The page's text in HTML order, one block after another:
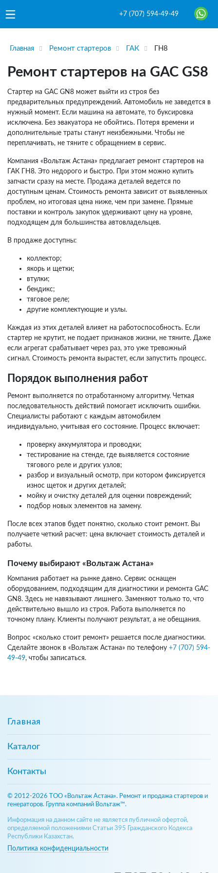
+7 (707) 594-49-49
Главная Ремонт стартеров ГАК ГН8
Ремонт стартеров на GAC GS8
Стартер на GAC GN8 может выйти из строя без
предварительных предупреждений. Автомобиль не заведется в
нужный момент. Если машина на автомате, то буксировка
исключена. Без эвакуатора не обойтись. Потеря времени и
дополнительные траты станут неизбежными. Чтобы не
переплачивать, не тяните с обращением в сервис.
Компания «Вольтаж Астана» предлагает ремонт стартеров на
ГАК ГН8. Это недорого и быстро. При этом можно купить
запчасти сразу на месте. Продажа деталей ведется по
доступным ценам. Стоимость ремонта зависит от выявленных
проблем, но итоговая цена ниже, чем при замене. Прямые
поставки и контроль закупок удерживают цену на уровне,
подходящем для большинства автовладельцев.
В продаже доступны:
коллектор;
якорь и щетки;
втулки;
бендикс;
тяговое реле;
другие комплектующие и узлы.
Каждая из этих деталей влияет на работоспособность. Если
стартер не крутит, не подает признаков жизни, не тяните. Даже
если агрегат срабатывает через раз, это уже тревожный
сигнал. Стоимость ремонта вырастет, если запустить процесс.
Порядок выполнения работ
Ремонт выполняется по отработанному алгоритму. Четкая
последовательность действий помогает исключить ошибки.
Специалисты работают с каждым автомобилем
индивидуально, учитывая его состояние. Процесс включает:
проверку аккумулятора и проводки;
тестирование на стенде, где выявляется состояние
тягового реле и других узлов;
разбор и визуальный осмотр, при котором фиксируется
износ щеток и других деталей;
мойку и очистку деталей для оценки повреждений;
подбор новых элементов на замену.
После всех этапов будет понятно, сколько стоит ремонт. Вы
получаете четкий расчет: цена включает стоимость деталей и
работы.
Почему выбирают «Вольтаж Астана»
Компания работает на рынке давно. Сервис оснащен
оборудованием, подходящим для диагностики и ремонта GAC
GN8. Здесь не навязывают лишнего. Заменяют только то, что
действительно вышло из строя. Работа выполняется по
точному плану. Клиенты получают результат, а не обещания.
Вопрос «сколько стоит ремонт» решается после диагностики.
Сделайте звонок в «Вольтаж Астана» по телефону +7 (707) 594-
49-49, чтобы записаться.
Главная
Каталог
Контакты
© 2012-2026 ТОО «Вольтаж Астана». Ремонт и продажа стартеров и
генераторов. Группа компаний Вольтаж™.
Информация на данном сайте не является публичной офертой,
определяемой положениями Статьи 395 Гражданского Кодекса
Республики Казахстан.
Политика конфиденциальности